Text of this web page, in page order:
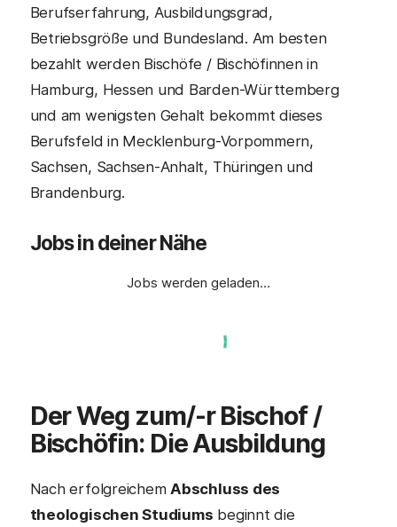
Berufserfahrung, Ausbildungsgrad,
Betriebsgröße und Bundesland. Am besten
bezahlt werden Bischöfe / Bischöfinnen in
Hamburg, Hessen und Barden-Württemberg
und am wenigsten Gehalt bekommt dieses
Berufsfeld in Mecklenburg-Vorpommern,
Sachsen, Sachsen-Anhalt, Thüringen und
Brandenburg.
Jobs in deiner Nähe
Jobs werden geladen…
Der Weg zum/-rBischof /
Bischöfin: Die Ausbildung
Nach erfolgreichemAbschluss des
theologischen Studiums beginnt die